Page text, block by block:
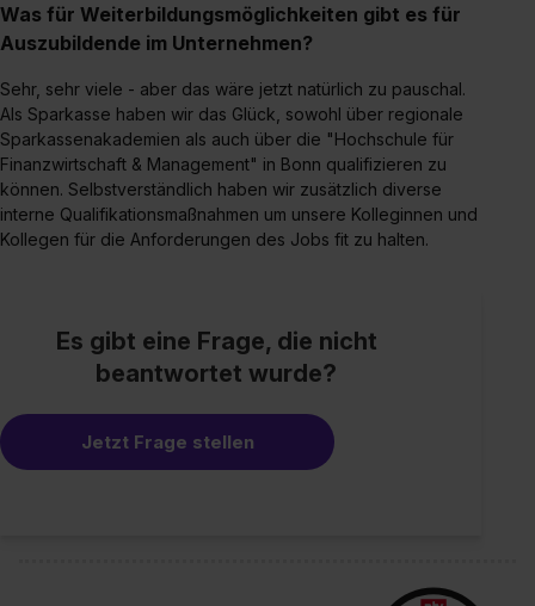
Was für Weiterbildungsmöglichkeiten gibt es für
Auszubildende im Unternehmen?
Sehr, sehr viele - aber das wäre jetzt natürlich zu pauschal.
Als Sparkasse haben wir das Glück, sowohl über regionale
Sparkassenakademien als auch über die "Hochschule für
Finanzwirtschaft & Management" in Bonn qualifizieren zu
können. Selbstverständlich haben wir zusätzlich diverse
interne Qualifikationsmaßnahmen um unsere Kolleginnen und
Kollegen für die Anforderungen des Jobs fit zu halten.
Es gibt eine Frage, die nicht
beantwortet wurde?
Jetzt Frage stellen